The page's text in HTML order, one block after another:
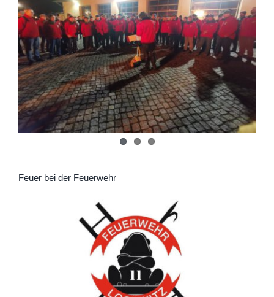
Feuer bei der Feuerwehr